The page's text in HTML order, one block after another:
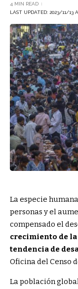
LAST UPDATED: 2023/11/13
4 MIN READ
La especie
personas y el
compensado el
crecimiento de
tendencia de
Oficina del Censo
La población